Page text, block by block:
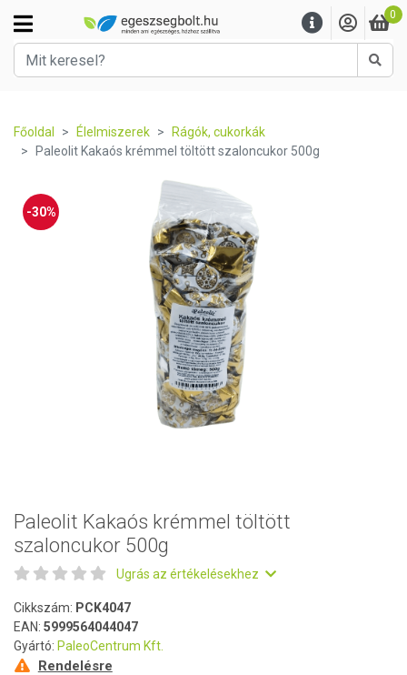
0
Főoldal Élelmiszerek
Rágók, cukorkák
Paleolit Kakaós krémmel töltött szaloncukor 500g
-30%
Paleolit Kakaós krémmel töltött
szaloncukor 500g
Ugrás az értékelésekhez
Cikkszám: PCK4047
EAN: 5999564044047
Gyártó: PaleoCentrum Kft.
Rendelésre